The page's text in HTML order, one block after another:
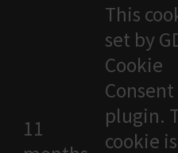
11
This
set by
Cookie
Consent
plugin.
cookie